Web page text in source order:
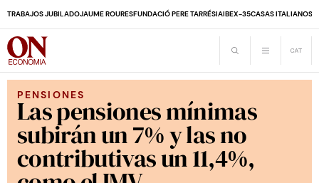
TRABAJOS JUBILADOJAUME ROURESFUNDACIÓ PERE TARRÉSIAIBEX-35CASAS ITALIANOS
PENSIONES
Las pensiones mínimas
subirán un 7% y las no
contributivas un 11,4%,